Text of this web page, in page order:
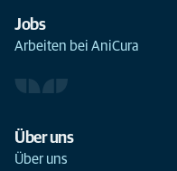
Jobs
Arbeiten bei AniCura
Über uns
Über uns